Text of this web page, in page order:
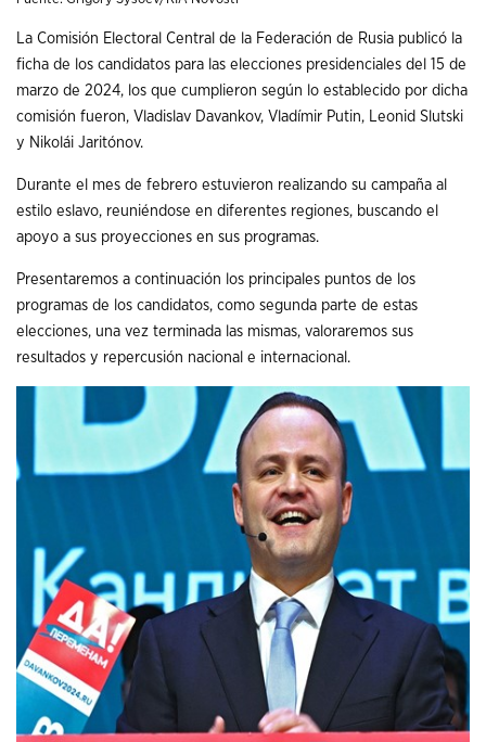
La Comisión Electoral Central de la Federación de Rusia publicó la
ficha de los candidatos para las elecciones presidenciales del 15 de
marzo de 2024, los que cumplieron según lo establecido por dicha
comisión fueron, Vladislav Davankov, Vladímir Putin, Leonid Slutski
y Nikolái Jaritónov.
Durante el mes de febrero estuvieron realizando su campaña al
estilo eslavo, reuniéndose en diferentes regiones, buscando el
apoyo a sus proyecciones en sus programas.
Presentaremos a continuación los principales puntos de los
programas de los candidatos, como segunda parte de estas
elecciones, una vez terminada las mismas, valoraremos sus
resultados y repercusión nacional e internacional.